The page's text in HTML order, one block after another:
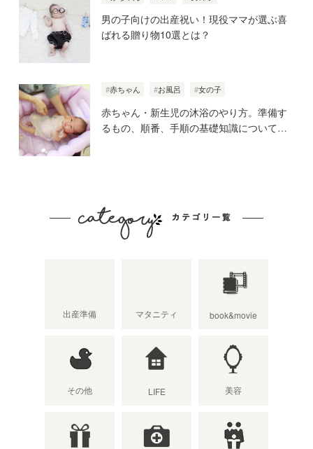
男の子向けの出産祝い！現役ママが選ぶ喜
ばれる贈り物10選とは？
赤ちゃん お風呂 女の子
赤ちゃん・新生児の沐浴のやり方。準備す
るもの、順番、手順の基礎知識について。
出産準備 マタニティ book&movie
その他 LIFE 美容